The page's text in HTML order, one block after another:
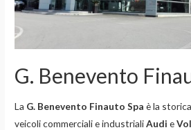
G. Benevento
La G. Benevento Finauto Spa è la storica
veicoli commerciali e industrialiAudi e